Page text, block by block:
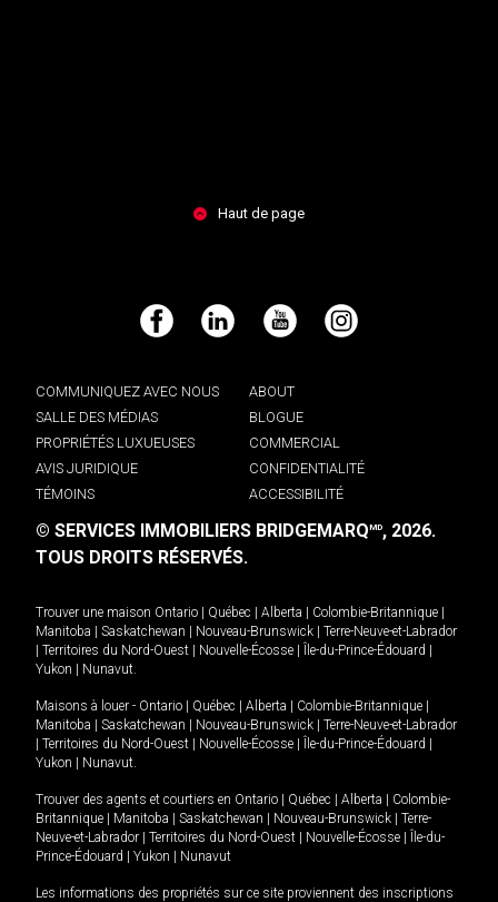
Haut de page
Facebook LinkedIn YouTube Instagram
COMMUNIQUEZ AVEC NOUS
ABOUT
SALLE DES MÉDIAS
BLOGUE
PROPRIÉTÉS LUXUEUSES
COMMERCIAL
AVIS JURIDIQUE
CONFIDENTIALITÉ
TÉMOINS
ACCESSIBILITÉ
© SERVICES IMMOBILIERS BRIDGEMARQMD, 2026.
TOUS DROITS RÉSERVÉS.
Trouver une maison Ontario | Québec | Alberta | Colombie-Britannique |
Manitoba | Saskatchewan | Nouveau-Brunswick | Terre-Neuve-et-Labrador
| Territoires du Nord-Ouest | Nouvelle-Écosse | Île-du-Prince-Édouard |
Yukon | Nunavut
Maisons à louer - Ontario | Québec | Alberta | Colombie-Britannique |
Manitoba | Saskatchewan | Nouveau-Brunswick | Terre-Neuve-et-Labrador
| Territoires du Nord-Ouest | Nouvelle-Écosse | Île-du-Prince-Édouard |
Yukon | Nunavut
Trouver des agents et courtiers en Ontario | Québec | Alberta | Colombie-
Britannique | Manitoba | Saskatchewan | Nouveau-Brunswick | Terre-
Neuve-et-Labrador | Territoires du Nord-Ouest | Nouvelle-Écosse | Île-du-
Prince-Édouard | Yukon | Nunavut
Les informations des propriétés sur ce site proviennent des inscriptions